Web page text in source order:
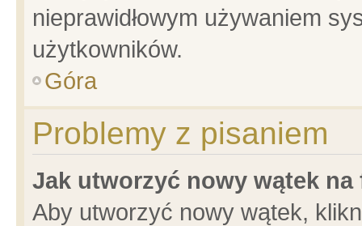
nieprawidłowym używaniem
użytkowników.
Góra
Problemy z pisaniem
Jak utworzyć nowy wątek na
Aby utworzyć nowy wątek,